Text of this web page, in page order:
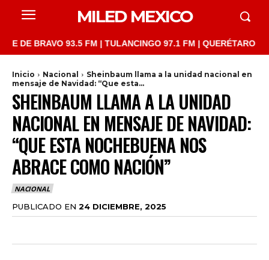
MILED MEXICO
BRAVO 93.5 FM | TULANCINGO 97.1 FM | QUERÉTARO 103.1
Inicio Nacional
Sheinbaum llama a la unidad nacional en
mensaje de Navidad: “Que esta...
SHEINBAUM LLAMA A LA UNIDAD
NACIONAL EN MENSAJE DE NAVIDAD:
“QUE ESTA NOCHEBUENA NOS
ABRACE COMO NACIÓN”
NACIONAL
PUBLICADO EN 24 DICIEMBRE, 2025